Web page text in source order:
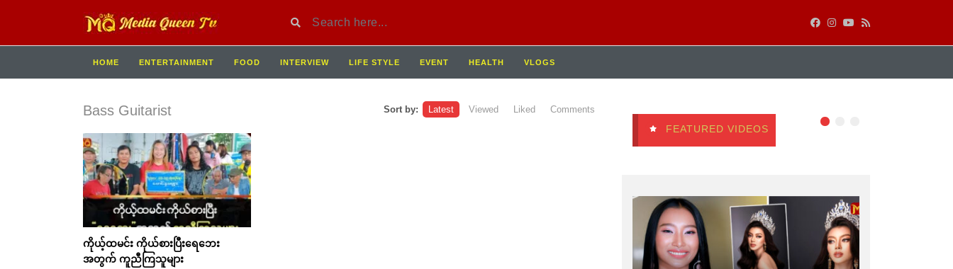
HOME ENTERTAINMENT FOOD INTERVIEW LIFE STYLE EVENT HEALTH VLOGS
Bass Guitarist Sort by: Latest Viewed Liked Comments
ကိုယ့်ထမင်း ကိုယ်စားပြီးရေဘေး
အတွက် ကူညီကြသူများ
FEATURED VIDEOS